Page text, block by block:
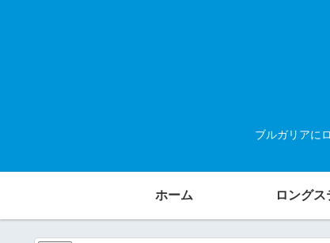
ブルガリアに
ホーム ロングス